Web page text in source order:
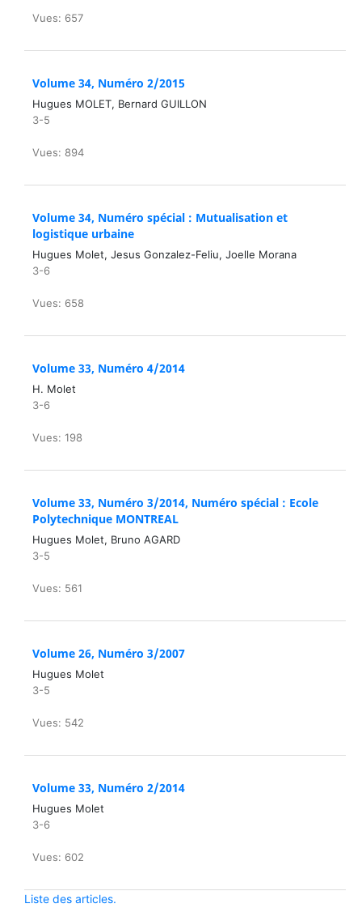
Vues: 657
Volume 34, Numéro 2/2015
Hugues MOLET, Bernard GUILLON
3-5
Vues: 894
Volume 34, Numéro spécial : Mutualisation et
logistique urbaine
Hugues Molet, Jesus Gonzalez-Feliu, Joelle Morana
3-6
Vues: 658
Volume 33, Numéro 4/2014
H. Molet
3-6
Vues: 198
Volume 33, Numéro 3/2014, Numéro spécial : Ecole
Polytechnique MONTREAL
Hugues Molet, Bruno AGARD
3-5
Vues: 561
Volume 26, Numéro 3/2007
Hugues Molet
3-5
Vues: 542
Volume 33, Numéro 2/2014
Hugues Molet
3-6
Vues: 602
Liste des articles.